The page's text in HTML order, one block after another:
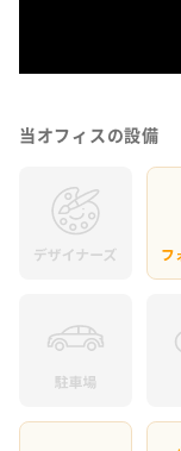
当オフィスの設備